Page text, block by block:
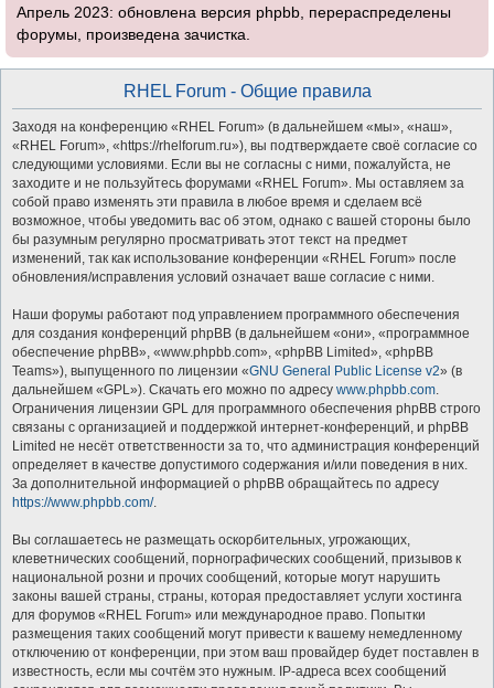
Апрель 2023: обновлена версия phpbb, перераспределены
форумы, произведена зачистка.
RHEL Forum - Общие правила
Заходя на конференцию «RHEL Forum» (в дальнейшем «мы», «наш»,
«RHEL Forum», «https://rhelforum.ru»), вы подтверждаете своё согласие со
следующими условиями. Если вы не согласны с ними, пожалуйста, не
заходите и не пользуйтесь форумами «RHEL Forum». Мы оставляем за
собой право изменять эти правила в любое время и сделаем всё
возможное, чтобы уведомить вас об этом, однако с вашей стороны было
бы разумным регулярно просматривать этот текст на предмет
изменений, так как использование конференции «RHEL Forum» после
обновления/исправления условий означает ваше согласие с ними.
Наши форумы работают под управлением программного обеспечения
для создания конференций phpBB (в дальнейшем «они», «программное
обеспечение phpBB», «www.phpbb.com», «phpBB Limited», «phpBB
Teams»), выпущенного по лицензии «GNU General Public License v2» (в
дальнейшем «GPL»). Скачать его можно по адресу www.phpbb.com.
Ограничения лицензии GPL для программного обеспечения phpBB строго
связаны с организацией и поддержкой интернет-конференций, и phpBB
Limited не несёт ответственности за то, что администрация конференций
определяет в качестве допустимого содержания и/или поведения в них.
За дополнительной информацией о phpBB обращайтесь по адресу
https://www.phpbb.com/.
Вы соглашаетесь не размещать оскорбительных, угрожающих,
клеветнических сообщений, порнографических сообщений, призывов к
национальной розни и прочих сообщений, которые могут нарушить
законы вашей страны, страны, которая предоставляет услуги хостинга
для форумов «RHEL Forum» или международное право. Попытки
размещения таких сообщений могут привести к вашему немедленному
отключению от конференции, при этом ваш провайдер будет поставлен в
известность, если мы сочтём это нужным. IP-адреса всех сообщений